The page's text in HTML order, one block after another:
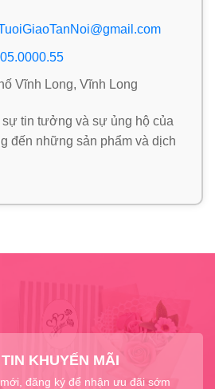
Vĩnh Long, Vĩnh Long
sự tin tưởng và sự ủng hộ của
đến những sản phẩm và dịch
KHUYẾN MÃI
đăng ký để nhận ưu đãi sớm